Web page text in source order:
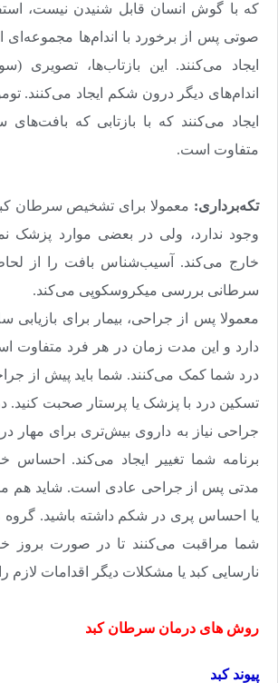
که با گوش انسان قابل شنیدن نیست،
صوتی پس از برخورد با اندام‌‌‌ها مجموعه‌ای از
ایجاد می‌‌‌کنند. این بازتاب‌ها، تصویری
اندام‌های دیگر درون شکم ایجاد می‌‌‌کنند.
ایجاد می‌کنند که با بازتابی که بافت‌های
متفاوت است.
تکه‌برداری: معمولا برای تشخیص سرطان
وجود ندارد، ولی در بعضی موارد پزشک
خارج می‌کند. آسیب‌‌‌شناس بافت را از
سرطانی بررسی میکروسکوپی می‌‌‌کند.
معمولا پس از جراحی، بیمار برای بازیابی
دارد و این مدت زمان در هر فرد متفاوت
درد شما کمک می‌کنند. شما باید پیش از
تسکین درد با پزشک یا پرستار صحبت کنید.
جراحی نیاز به داروی بیش‌تری برای مهار
برنامه شما تغییر ایجاد می‌کند.
مدتی پس از جراحی عادی است. شاید هم
یا احساس پری در شکم داشته باشید. گروه
شما مراقبت می‌‌‌‌‌‌کنند تا در صورت بروز
نارسایی کبد یا مشکلات دیگر اقدامات لازم
روش های درمان سرطان کبد
پیوند کبد